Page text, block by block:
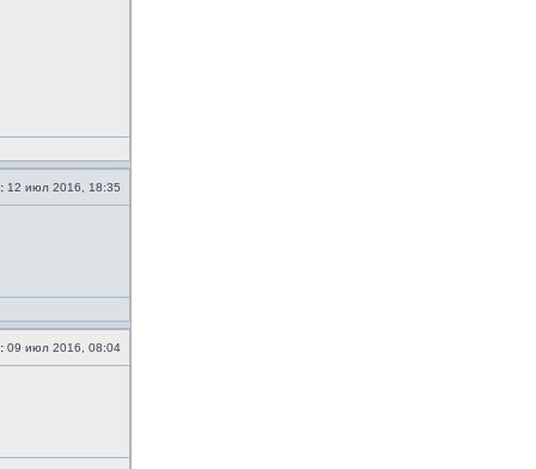
12 июл 2016, 18:35
09 июл 2016, 08:04